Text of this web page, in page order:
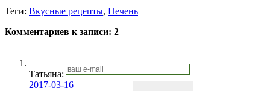
Теги: Вкусные рецепты, Печень
Комментариев к записи: 2
Татьяна:
2017-03-16